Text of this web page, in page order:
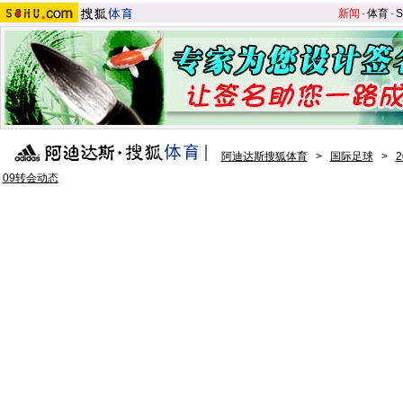
新闻 -体育-S
阿迪达斯搜狐体育 > 国际足球 >
09转会动态